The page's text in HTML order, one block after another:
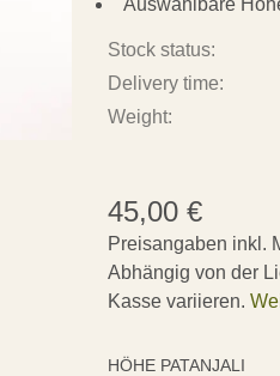
Auswählbare
Stock status:
Delivery time:
Weight:
45,00 €
Preisangaben inkl.
Abhängig von der
Kasse variieren.
HÖHE PATANJALI